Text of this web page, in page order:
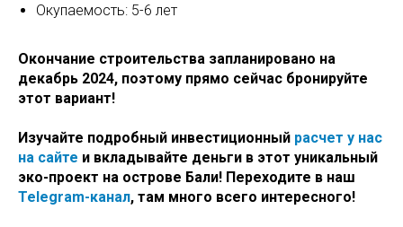
Окупаемость: 5-6 лет
Окончание строительства запланировано на
декабрь 2024, поэтому прямо сейчас бронируйте
этот вариант!
Изучайте подробный инвестиционный расчет у нас
на сайте и вкладывайте деньги в этот уникальный
эко-проект на острове Бали! Переходите в наш
Telegram-канал, там много всего интересного!